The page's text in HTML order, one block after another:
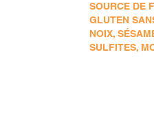
SOURCE DE
GLUTEN
NOIX,
SULFITES,